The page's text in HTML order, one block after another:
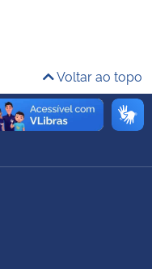
Voltar ao topo